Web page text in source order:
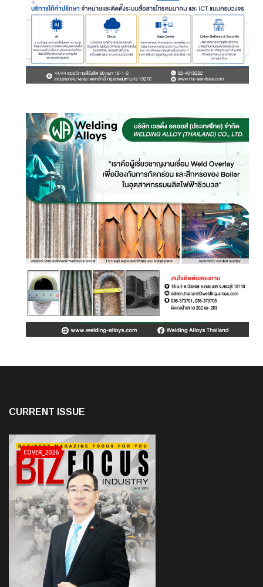
CURRENT ISSUE
COVER_2026